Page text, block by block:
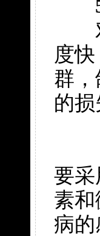
5
对
度
群
的损
（
（
要
素
病